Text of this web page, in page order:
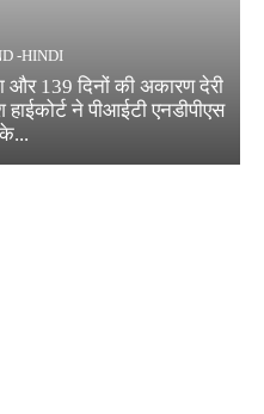
-HINDI
और 139 दिनों की अकारण देरी
ने पीआईटी एनडीपीएस